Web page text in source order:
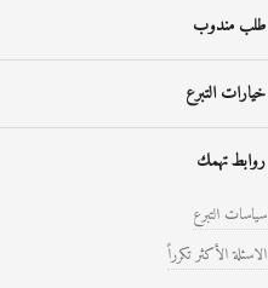
طلب مندوب
خيارات التبرع
روابط تهمك
سياسات التبرع
الاسئلة الأكثر تكرراً